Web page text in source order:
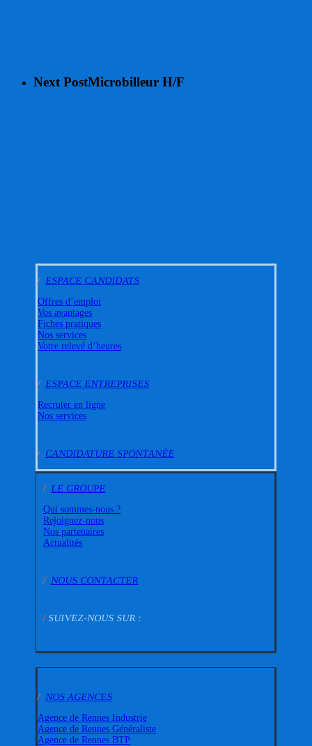
Next PostMicrobilleur H/F
/ ESPACE CANDIDATS
Offres d’emploi
Vos avantages
Fiches pratiques
Nos services
Votre relevé d’heures
/ ESPACE ENTREPRISES
Recruter en ligne
Nos services
/ CANDIDATURE SPONTANÉE
/ LE GROUPE
Qui sommes-nous ?
Rejoignez-nous
Nos partenaires
Actualités
/NOUS CONTACTER
/SUIVEZ-NOUS SUR :
/ NOS AGENCES
Agence de Rennes Industrie
Agence de Rennes Généraliste
Agence de Rennes BTP